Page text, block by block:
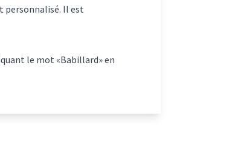
personnalisé. Il est
le mot «Babillard» en